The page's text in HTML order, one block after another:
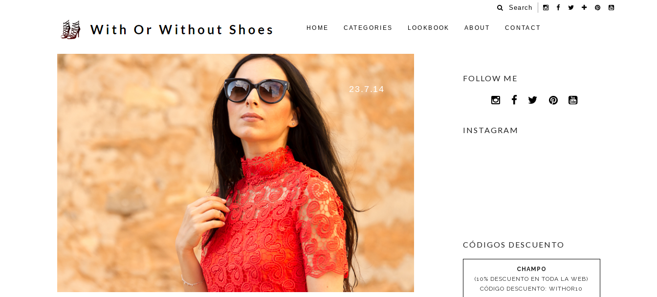
Search
HOME CATEGORIES LOOKBOOK ABOUT CONTACT
23.7.14
FOLLOW ME
INSTAGRAM
CÓDIGOS DESCUENTO
CHAMPO
(10% DESCUENTO EN TODA LA WEB)
CÓDIGO DESCUENTO: WITHOR10